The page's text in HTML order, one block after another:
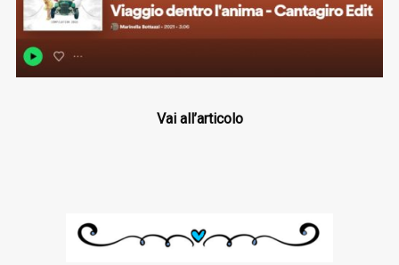
Vai all’articolo